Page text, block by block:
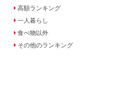
高額ランキング
一人暮らし
食べ物以外
その他のランキング